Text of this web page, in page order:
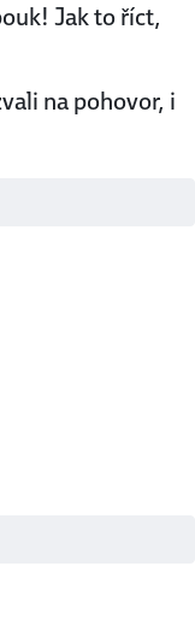
Jak to říct,
na pohovor, i